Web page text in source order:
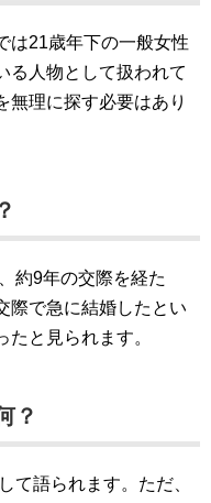
は21歳年下の一般女性
る人物として扱われて
無理に探す必要はあり
約9年の交際を経た
際で急に結婚したとい
と見られます。
？
て語られます。ただ、